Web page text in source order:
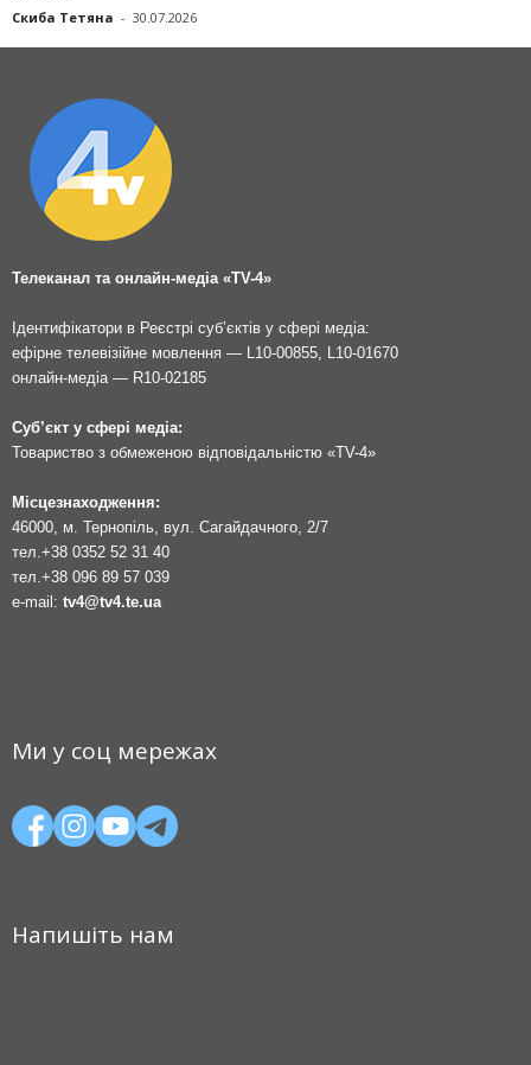
Скиба Тетяна - 30.07.2026
Телеканал та онлайн-медіа «TV-4»
Ідентифікатори в Реєстрі суб’єктів у сфері медіа:
ефірне телевізійне мовлення — L10-00855, L10-01670
онлайн-медіа — R10-02185
Суб’єкт у сфері медіа:
Товариство з обмеженою відповідальністю «TV-4»
Місцезнаходження:
46000, м. Тернопіль, вул. Сагайдачного, 2/7
тел. +38 0352 52 31 40
тел. +38 096 89 57 039
e-mail: tv4@tv4.te.ua
Ми у соц мережах
Напишіть нам